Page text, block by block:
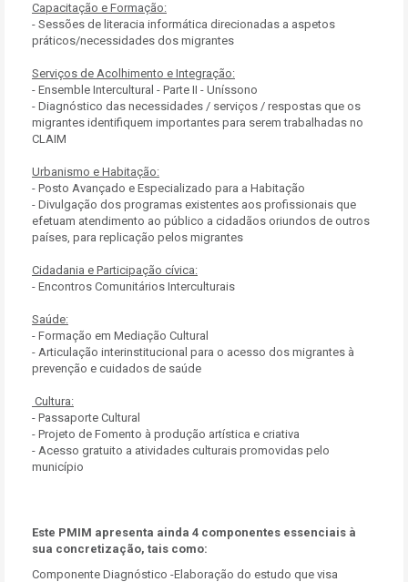
Capacitação e Formação:
- Sessões de literacia informática direcionadas a aspetos
práticos/necessidades dos migrantes
Serviços de Acolhimento e Integração:
- Ensemble Intercultural - Parte II - Uníssono
- Diagnóstico das necessidades / serviços / respostas que os
migrantes identifiquem importantes para serem trabalhadas no
CLAIM
Urbanismo e Habitação:
- Posto Avançado e Especializado para a Habitação
- Divulgação dos programas existentes aos profissionais que
efetuam atendimento ao público a cidadãos oriundos de outros
países, para replicação pelos migrantes
Cidadania e Participação cívica:
- Encontros Comunitários Interculturais
Saúde:
- Formação em Mediação Cultural
- Articulação interinstitucional para o acesso dos migrantes à
prevenção e cuidados de saúde
Cultura:
- Passaporte Cultural
- Projeto de Fomento à produção artística e criativa
- Acesso gratuito a atividades culturais promovidas pelo
município
Este PMIM apresenta ainda 4 componentes essenciais à
sua concretização, tais como:
Componente Diagnóstico -Elaboração do estudo que visa